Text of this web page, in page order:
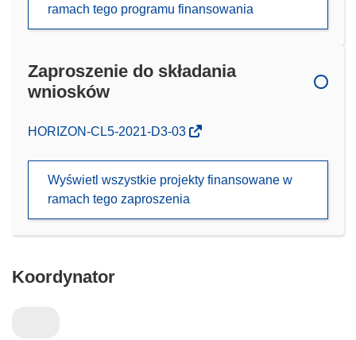
ramach tego programu finansowania
Zaproszenie do składania
wniosków
(odnośnik
nowym
HORIZON-CL5-2021-D3-03
Wyświetl wszystkie projekty finansowane w
ramach tego zaproszenia
Koordynator